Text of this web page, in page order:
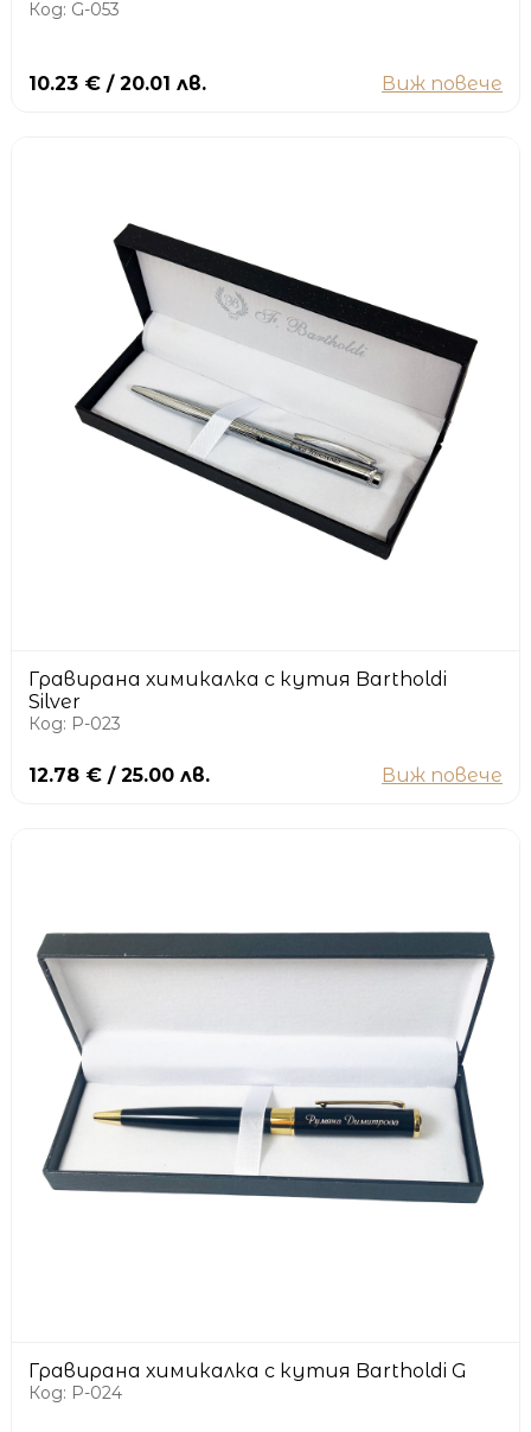
Код: G-053
10.23 € / 20.01 лв. Виж повече
Гравирана химикалка с кутия Bartholdi
Silver
Код: P-023
12.78 € / 25.00 лв. Виж повече
Гравирана химикалка с кутия Bartholdi G
Код: P-024